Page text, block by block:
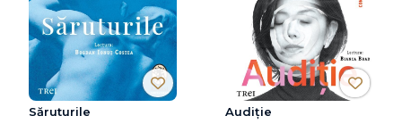
Săruturile Audiție